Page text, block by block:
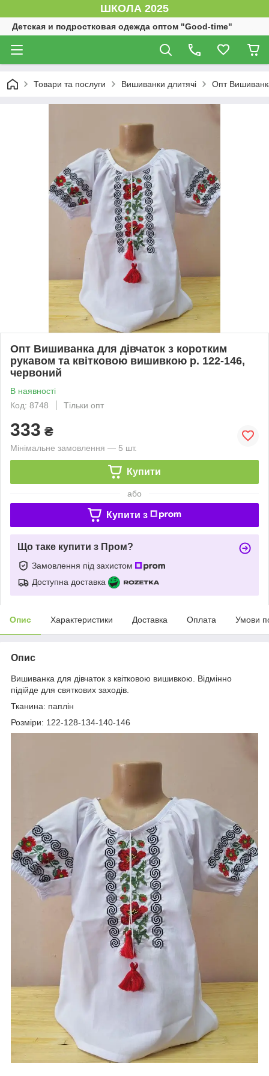
ШКОЛА 2025
Детская и подростковая одежда оптом "Good-time"
Товари та послуги Вишиванки длитячі Опт
Опт Вишиванка для дівчаток з коротким
рукавом та квітковою вишивкою р. 122-146,
червоний
В наявності
Код: 8748
Тільки опт
333 ₴
Мінімальне замовлення — 5 шт.
Купити
або
Купити з
Що таке купити з Пром?
Замовлення під захистом
Доступна доставка
Опис Характеристики Доставка Оплата Умови
Опис
Вишиванка для дівчаток з квітковою вишивкою. Відмінно
підійде для святкових заходів.
Тканина: паплін
Розміри: 122-128-134-140-146